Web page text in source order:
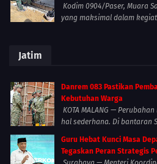
Kodim 0904/Paser, Muara
yang maksimal dalam
Jatim
Danrem 083 Pastikan
Kebutuhan Warga
KOTA MALANG —
hal sederhana. Di bantaran
Guru Hebat Kunci Masa
Tegaskan Peran Strategis